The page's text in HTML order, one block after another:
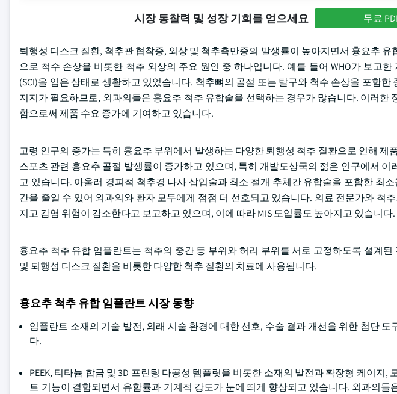
시장 통찰력 및 성장 기회를 얻으세요 무료
퇴행성 디스크 질환, 척추관 협착증, 외상 및 척추측만증의 발생률이 높아지면서 흉요추
으로 척수 손상을 비롯한 척추 외상의 주요 원인 중 하나입니다. 예를 들어 WHO가 보고한
(SCI)을 입은 상태로 생활하고 있었습니다. 척추뼈의 골절 또는 탈구와 척수 손상을 포함
지지가 필요하므로, 외과의들은 흉요추 척추 유합술을 선택하는 경우가 많습니다. 이러한
함으로써 제품 수요 증가에 기여하고 있습니다.
고령 인구의 증가는 특히 흉요추 부위에서 발생하는 다양한 퇴행성 척추 질환으로 인해 제
스포츠 관련 흉요추 골절 발생률이 증가하고 있으며, 특히 개발도상국의 젊은 인구에서
고 있습니다. 아울러 경피적 척추경 나사 삽입술과 최소 절개 추체간 유합술을 포함한 최
간을 줄일 수 있어 외과의와 환자 모두에게 점점 더 선호되고 있습니다. 의료 전문가와 척
지고 감염 위험이 감소한다고 보고하고 있으며, 이에 따라 MIS 도입률도 높아지고 있습니다.
흉요추 척추 유합 임플란트는 척추의 중간 등 부위와 허리 부위를 서로 고정하도록 설계
및 퇴행성 디스크 질환을 비롯한 다양한 척추 질환의 치료에 사용됩니다.
흉요추 척추 유합 임플란트 시장 동향
임플란트 소재의 기술 발전, 외래 시술 환경에 대한 선호, 수술 결과 개선을 위한 첨단
다.
PEEK, 티타늄 합금 및 3D 프린팅 다공성 템플릿을 비롯한 소재의 발전과 확장형 케이지
트 기능이 결합되면서 유합률과 기계적 강도가 눈에 띄게 향상되고 있습니다. 외과의